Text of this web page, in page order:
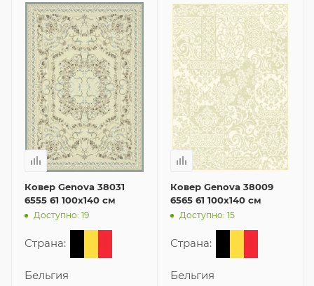
Ковер Genova 38031
6555 61 100x140 см
Доступно: 19
Страна:
Бельгия
Ковер Genova 38009
6565 61 100x140 см
Доступно: 15
Страна:
Бельгия